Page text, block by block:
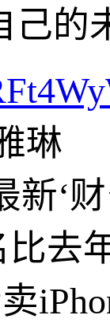
己的
琳
新‘
去